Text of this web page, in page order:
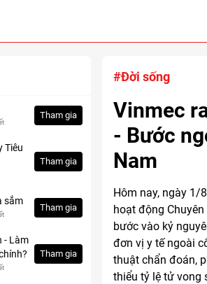
Tham gia
Tiêu
Tham gia
sắm
Tham gia
- Làm
Tham gia
#Đời sống
Vinmec
- Bước
Nam
Hôm nay, ngày 1/
hoạt động
bước vào kỷ
đơn vị y tế ngoài
thuật chẩn đoán,
thiểu tỷ lệ tử vong